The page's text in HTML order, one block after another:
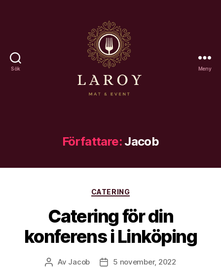
Sök Meny
Författare: Jacob
Kategorier
CATERING
Catering för din
konferens i Linköping
Inläggsförfattare
Av Jacob Inläggsdatum
5 november, 2022